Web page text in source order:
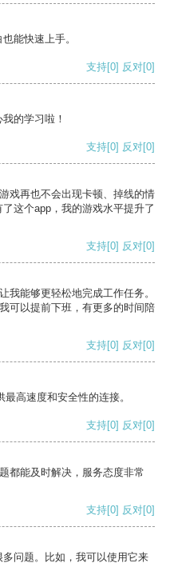
能快速上手。
支持[0] 反对[0]
的学习啦！
支持[0] 反对[0]
戏再也不会出现卡顿、掉线的情
这个app，我的游戏水平提升了
支持[0] 反对[0]
我能够更轻松地完成工作任务。
可以提前下班，有更多的时间陪
支持[0] 反对[0]
高速度和安全性的连接。
支持[0] 反对[0]
都能及时解决，服务态度非常
支持[0] 反对[0]
问题。比如，我可以使用它来